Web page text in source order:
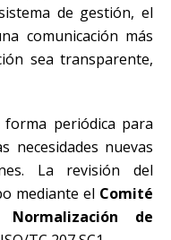
de gestión, el
comunicación más
sea transparente,
periódica para
necesidades nuevas
La revisión del
mediante el Comité
de